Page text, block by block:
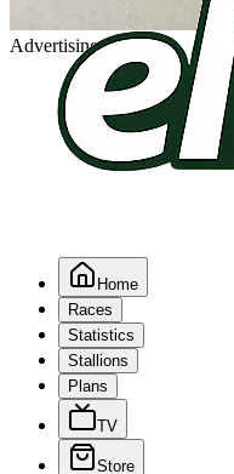
Advertising
Home
Races
Statistics
Stallions
Plans
TV
Store